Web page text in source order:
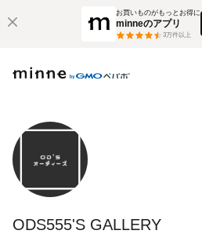
お買いものがもっとお得に
minneのアプリ
3万件以上
ODS555'S GALLERY